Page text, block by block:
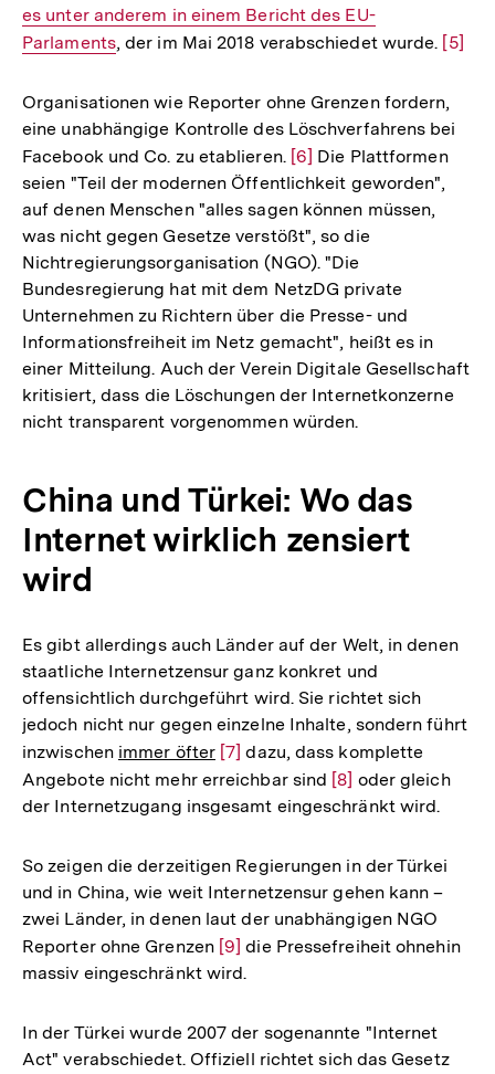
es unter anderem in einem Bericht des EU-
Parlaments, der im Mai 2018 verabschiedet wurde. Zur
der
[5]
Organisationen wie Reporter ohne Grenzen fordern,
eine unabhängige Kontrolle des Löschverfahrens bei
Facebook und Co. zu etablieren. Zur
Auflösung
der
Fußnote
[6] Die Plattformen
seien "Teil der modernen Öffentlichkeit geworden",
auf denen Menschen "alles sagen können müssen,
was nicht gegen Gesetze verstößt", so die
Nichtregierungsorganisation (NGO). "Die
Bundesregierung hat mit dem NetzDG private
Unternehmen zu Richtern über die Presse- und
Informationsfreiheit im Netz gemacht", heißt es in
einer Mitteilung. Auch der Verein Digitale Gesellschaft
kritisiert, dass die Löschungen der Internetkonzerne
nicht transparent vorgenommen würden.
China und Türkei: Wo das
Internet wirklich zensiert
wird
Es gibt allerdings auch Länder auf der Welt, in denen
staatliche Internetzensur ganz konkret und
offensichtlich durchgeführt wird. Sie richtet sich
jedoch nicht nur gegen einzelne Inhalte, sondern führt
inzwischen immer öfter Zur
Auflösung
der
[7] dazu, dass komplette
Angebote nicht mehr erreichbar sind Zur
Auflösung
Fußnote
[8] oder gleich
der Internetzugang insgesamt eingeschränkt wird.
So zeigen die derzeitigen Regierungen in der Türkei
und in China, wie weit Internetzensur gehen kann –
zwei Länder, in denen laut der unabhängigen NGO
Reporter ohne Grenzen Zur
Auflösung
Fußnote
[9] die Pressefreiheit ohnehin
massiv eingeschränkt wird.
In der Türkei wurde 2007 der sogenannte "Internet
Act" verabschiedet. Offiziell richtet sich das Gesetz